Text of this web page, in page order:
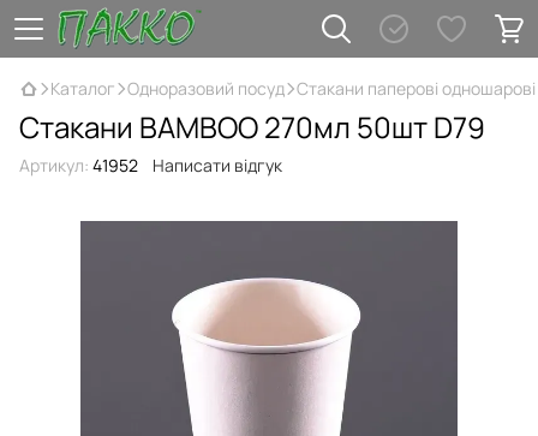
Каталог Одноразовий посуд Стакани паперові одношарові
Стакани BAMBOO 270мл 50шт D79
Артикул: 41952 Написати відгук